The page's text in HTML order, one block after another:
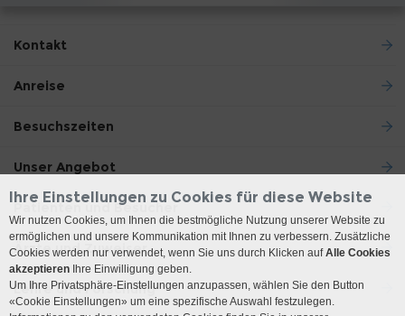
Kontakt
Anreise
Besuchszeiten
Unser Angebot
Patienten und Besucher
Ärzte und Zuweiser
Lehre und Forschung
Ihre Einstellungen zu Cookies für diese Website
Wir nutzen Cookies, um Ihnen die bestmögliche Nutzung unserer Website zu
ermöglichen und unsere Kommunikation mit Ihnen zu verbessern. Zusätzliche
Cookies werden nur verwendet, wenn Sie uns durch Klicken aufAlle Cookies
akzeptieren Ihre Einwilligung geben.
Um Ihre Privatsphäre-Einstellungen anzupassen, wählen Sie den Button
«Cookie Einstellungen» um eine spezifische Auswahl festzulegen.